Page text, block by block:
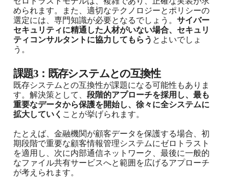
められます。また、適切なテクノロジーとポリシーの
選定には、専門知識が必要となるでしょう。 サイバー
セキュリティに精通した人材がいない場合、セキュリ
ティコンサルタントに協力してもらう とよいでしょ
う。
課題3：既存システムとの互換性
既存システムとの互換性が課題になる可能性もありま
す。解決策として、 段階的アプローチを採用し、最も
重要なデータから保護を開始し、徐々に全システムに
拡大していく ことが挙げられます。
たとえば、金融機関が顧客データを保護する場合、初
期段階で重要な顧客情報管理システムにゼロトラスト
を適用し、次に内部通信ネットワーク、最後に一般的
なファイル共有サービスへと範囲を広げるアプローチ
が考えられます。